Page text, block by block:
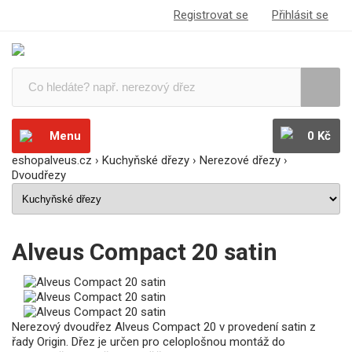
Registrovat se Přihlásit se
Menu
0 Kč
eshopalveus.cz › Kuchyňské dřezy › Nerezové dřezy ›
Dvoudřezy
Alveus Compact 20 satin
Nerezový dvoudřez Alveus Compact 20 v provedení satin z
řady Origin. Dřez je určen pro celoplošnou montáž do